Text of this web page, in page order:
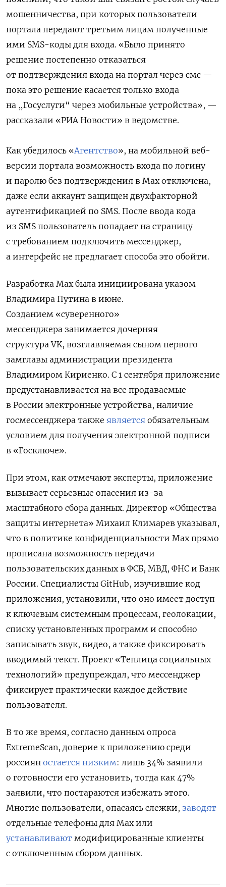
мошенничества, при которых пользователи
портала передают третьим лицам полученные
ими SMS-коды для входа. «Было принято
решение постепенно отказаться
от подтверждения входа на портал через смс —
пока это решение касается только входа
на „Госуслуги“ через мобильные устройства», —
рассказали «РИА Новости» в ведомстве.
Как убедилось «Агентство», на мобильной веб-
версии портала возможность входа по логину
и паролю без подтверждения в Max отключена,
даже если аккаунт защищен двухфакторной
аутентификацией по SMS. После ввода кода
из SMS пользователь попадает на страницу
с требованием подключить мессенджер,
а интерфейс не предлагает способа это обойти.
Разработка Max была инициирована указом
Владимира Путина в июне.
Созданием «суверенного»
мессенджера занимается дочерняя
структура VK, возглавляемая сыном первого
замглавы администрации президента
Владимиром Кириенко. С 1 сентября приложение
предустанавливается на все продаваемые
в России электронные устройства, наличие
госмессенджера также является обязательным
условием для получения электронной подписи
в «Госключе».
При этом, как отмечают эксперты, приложение
вызывает серьезные опасения из-за
масштабного сбора данных. Директор «Общества
защиты интернета» Михаил Климарев указывал,
что в политике конфиденциальности Max прямо
прописана возможность передачи
пользовательских данных в ФСБ, МВД, ФНС и Банк
России. Специалисты GitHub, изучившие код
приложения, установили, что оно имеет доступ
к ключевым системным процессам, геолокации,
списку установленных программ и способно
записывать звук, видео, а также фиксировать
вводимый текст. Проект «Теплица социальных
технологий» предупреждал, что мессенджер
фиксирует практически каждое действие
пользователя.
В то же время, согласно данным опроса
ExtremeScan, доверие к приложению среди
россиян остается низким: лишь 34% заявили
о готовности его установить, тогда как 47%
заявили, что постараются избежать этого.
Многие пользователи, опасаясь слежки, заводят
отдельные телефоны для Max или
устанавливают модифицированные клиенты
с отключенным сбором данных.